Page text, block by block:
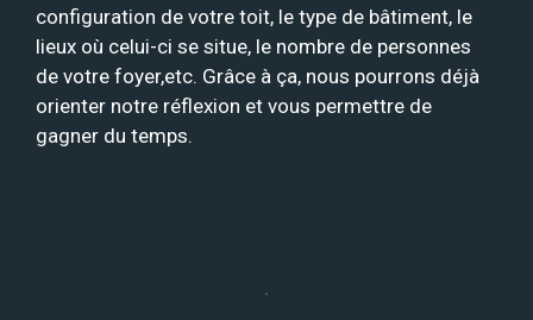
configuration de votre toit, le type de bâtiment, le
lieux où celui-ci se situe, le nombre de personnes
de votre foyer,etc. Grâce à ça, nous pourrons déjà
orienter notre réflexion et vous permettre de
gagner du temps.